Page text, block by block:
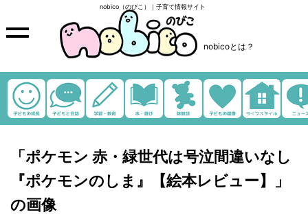
nobico（のびこ）｜子育て情報サイト
nobicoとは？
「ポケモン 赤・緑世代は号泣間違いなし
『ポケモンのしま』【絵本レビュー】」
の画像